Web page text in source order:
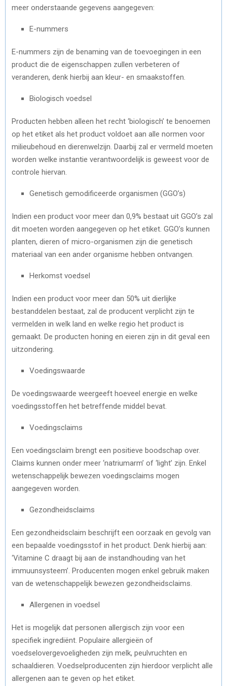
meer onderstaande gegevens aangegeven:
E-nummers
E-nummers zijn de benaming van de toevoegingen in een
product die de eigenschappen zullen verbeteren of
veranderen, denk hierbij aan kleur- en smaakstoffen.
Biologisch voedsel
Producten hebben alleen het recht ‘biologisch’ te benoemen
op het etiket als het product voldoet aan alle normen voor
milieubehoud en dierenwelzijn. Daarbij zal er vermeld moeten
worden welke instantie verantwoordelijk is geweest voor de
controle hiervan.
Genetisch gemodificeerde organismen (GGO’s)
Indien een product voor meer dan 0,9% bestaat uit GGO’s zal
dit moeten worden aangegeven op het etiket. GGO’s kunnen
planten, dieren of micro-organismen zijn die genetisch
materiaal van een ander organisme hebben ontvangen.
Herkomst voedsel
Indien een product voor meer dan 50% uit dierlijke
bestanddelen bestaat, zal de producent verplicht zijn te
vermelden in welk land en welke regio het product is
gemaakt. De producten honing en eieren zijn in dit geval een
uitzondering.
Voedingswaarde
De voedingswaarde weergeeft hoeveel energie en welke
voedingsstoffen het betreffende middel bevat.
Voedingsclaims
Een voedingsclaim brengt een positieve boodschap over.
Claims kunnen onder meer ‘natriumarm’ of ‘light’ zijn. Enkel
wetenschappelijk bewezen voedingsclaims mogen
aangegeven worden.
Gezondheidsclaims
Een gezondheidsclaim beschrijft een oorzaak en gevolg van
een bepaalde voedingsstof in het product. Denk hierbij aan:
‘Vitamine C draagt bij aan de instandhouding van het
immuunsysteem’. Producenten mogen enkel gebruik maken
van de wetenschappelijk bewezen gezondheidsclaims.
Allergenen in voedsel
Het is mogelijk dat personen allergisch zijn voor een
specifiek ingrediënt. Populaire allergieën of
voedselovergevoeligheden zijn melk, peulvruchten en
schaaldieren. Voedselproducenten zijn hierdoor verplicht alle
allergenen aan te geven op het etiket.